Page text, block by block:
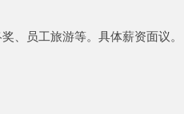
、员工旅游等。具体薪资面议。